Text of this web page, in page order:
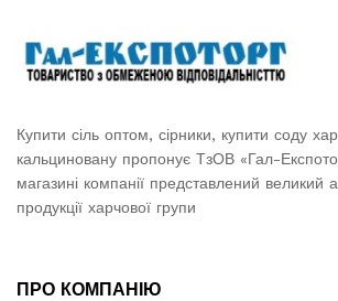
Купити сіль оптом, сірники, купити соду
кальциновану пропонує ТзОВ «Гал-
магазині компанії представлений великий
продукції харчової групи
ПРО КОМПАНІЮ